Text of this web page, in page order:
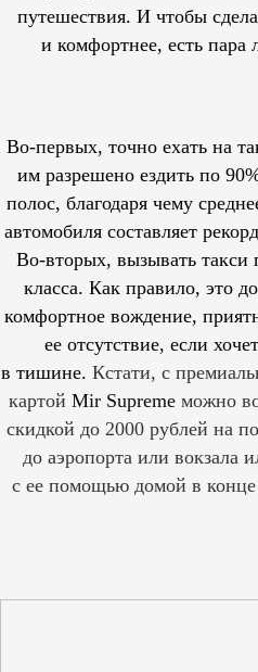
путешествия. И чтобы
и комфортнее, есть пара
Во-первых, точно ехать на
им разрешеноездить по
полос, благодаря чему
автомобиля составляет
Во-вторых, вызывать такси
класса. Как правило, это
комфортное вождение,
ее отсутствие, если
в тишине. Кстати, с
картой Mir Supreme можно
скидкой до 2000 рублей на
до аэропорта или вокзала
с ее помощью домой в конце